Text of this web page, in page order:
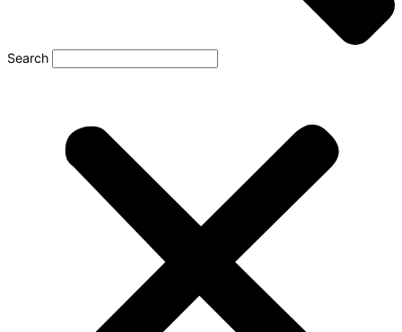
Search